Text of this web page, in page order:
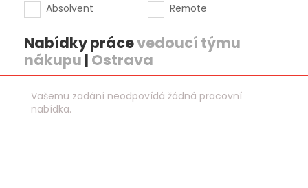
Absolvent
Remote
Nabídky prácevedoucí týmu
nákupu | Ostrava
Vašemu zadání neodpovídá žádná pracovní
nabídka.